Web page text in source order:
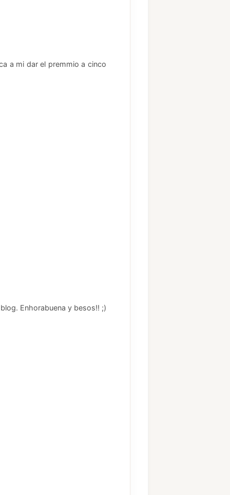
a mi dar el premmio a cinco
Enhorabuena y besos!! ;)